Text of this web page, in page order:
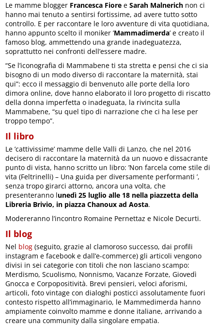
Le mamme blogger Francesca Fiore eSarah Malnerich non ci
hanno mai tenuto a sentirsi fortissime, ad avere tutto sotto
controllo. E per raccontare le loro avventure di vita quotidiana,
hanno appunto scelto il moniker ’Mammadimerda’ e creato il
famoso blog, ammettendo una grande inadeguatezza,
soprattutto nei confronti dell’essere madre.
“Se l’iconografia di Mammabene ti sta stretta e pensi che ci sia
bisogno di un modo diverso di raccontare la maternità, stai
qui”: ecco il messaggio di benvenuto alle porte della loro
dimora online, dove hanno elaborato il loro progetto di riscatto
della donna imperfetta o inadeguata, la rivincita sulla
Mammabene, “su quel tipo di narrazione che ci ha lese per
troppo tempo”.
Il libro
Le ’cattivissime’ mamme delle Valli di Lanzo, che nel 2016
decisero di raccontare la maternità da un nuovo e dissacrante
punto di vista, hanno scritto un libro: ’Non farcela come stile di
vita (Feltrinelli) – Una guida per diversamente performanti ’,
senza tropo girarci attorno, ancora una volta, che
presenteranno lunedì 25 luglio alle 18 nella piazzetta della
Libreria Brivio, in piazza Chanoux ad Aosta.
Modereranno l’incontro Romaine Pernettaz e Nicole Decurti.
Il blog
Nel blog (seguito, grazie al clamoroso successo, dai profili
instagram e facebook e dall’e-commerce) gli articoli vengono
divisi in sei categorie con titoli che non lasciano scampo:
Merdismo, Scuolismo, Nonnismo, Vacanze Forzate, Giovedì
Gnocca e Corpopositività. Brevi pensieri, veloci aforismi,
articoli, foto vintage con dialoghi posticci assolutamente fuori
contesto rispetto all’immaginario, le Mammedimerda hanno
ampiamente coinvolto mamme e donne italiane, arrivando a
creare una community dalla singolare empatia.